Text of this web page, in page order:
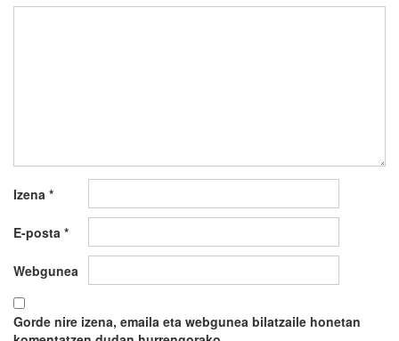
Izena *
E-posta *
Webgunea
Gorde nire izena, emaila eta webgunea bilatzaile honetan